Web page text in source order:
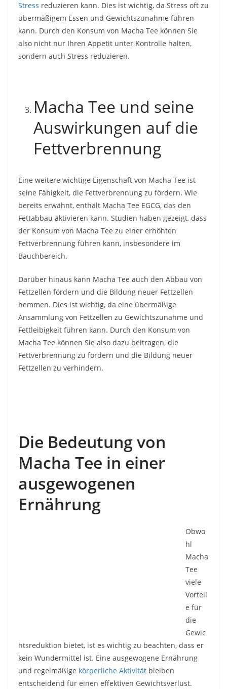
Stress reduzieren kann. Dies ist wichtig, da Stress oft zu
übermäßigem Essen und Gewichtszunahme führen
kann. Durch den Konsum von Macha Tee können Sie
also nicht nur Ihren Appetit unter Kontrolle halten,
sondern auch Stress reduzieren.
Macha Tee und seine
Auswirkungen auf die
Fettverbrennung
Eine weitere wichtige Eigenschaft von Macha Tee ist
seine Fähigkeit, die Fettverbrennung zu fördern. Wie
bereits erwähnt, enthält Macha Tee EGCG, das den
Fettabbau aktivieren kann. Studien haben gezeigt, dass
der Konsum von Macha Tee zu einer erhöhten
Fettverbrennung führen kann, insbesondere im
Bauchbereich.
Darüber hinaus kann Macha Tee auch den Abbau von
Fettzellen fördern und die Bildung neuer Fettzellen
hemmen. Dies ist wichtig, da eine übermäßige
Ansammlung von Fettzellen zu Gewichtszunahme und
Fettleibigkeit führen kann. Durch den Konsum von
Macha Tee können Sie also dazu beitragen, die
Fettverbrennung zu fördern und die Bildung neuer
Fettzellen zu verhindern.
Die Bedeutung von
Macha Tee in einer
ausgewogenen
Ernährung
Obwo
hl
Macha
Tee
viele
Vorteil
e für
die
Gewic
htsreduktion bietet, ist es wichtig zu beachten, dass er
kein Wundermittel ist. Eine ausgewogene Ernährung
und regelmäßige körperliche Aktivität bleiben
entscheidend für einen effektiven Gewichtsverlust.